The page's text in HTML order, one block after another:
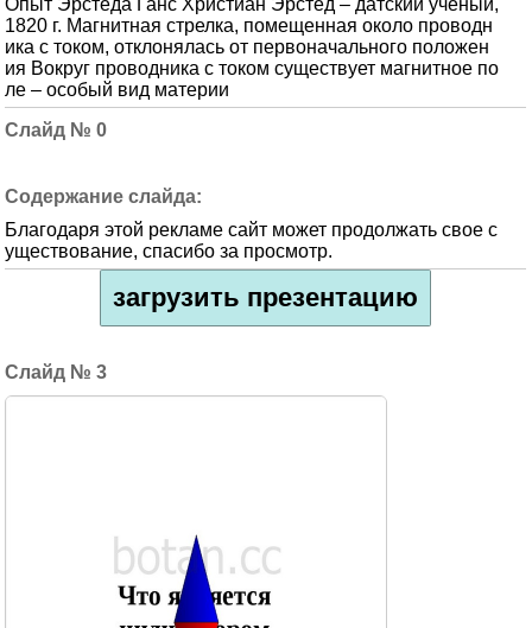
Опыт Эрстеда Ганс Христиан Эрстед – датский ученый,
1820 г. Магнитная стрелка, помещенная около проводн
ика с током, отклонялась от первоначального положен
ия Вокруг проводника с током существует магнитное по
ле – особый вид материи
0
Благодаря этой рекламе сайт может продолжать свое с
уществование, спасибо за просмотр.
загрузить презентацию
3